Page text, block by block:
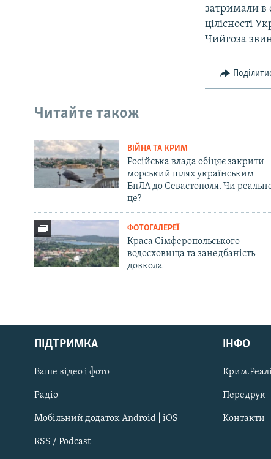
Русский
Qırımtatar
ДОЛУЧАЙСЯ!
затримали в
цілісності
Чийгоза
Читайте також
ВІЙНА ТА КРИМ
Російська влада обіцяє закрити
морський шлях українським
БпЛА до Севастополя. Чи
це?
ФОТОГАЛЕРЕЇ
Краса Сімферопольського
водосховища та занедбаність
довкола
ПІДТРИМКА
Ваше відео і фото
Радіо
Мобільний додаток Android | iOS
RSS / Podcast
ІНФО
Передрук
Контакти